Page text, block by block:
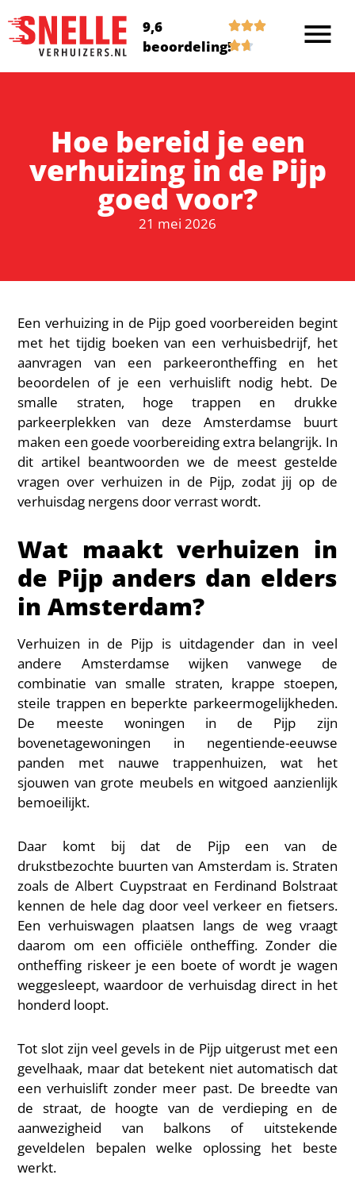
9,6
beoordeling!
Hoe bereid je een
verhuizing in de Pijp
goed voor?
21 mei 2026
Een verhuizing in de Pijp goed voorbereiden begint
met het tijdig boeken van een verhuisbedrijf, het
aanvragen van een parkeerontheffing en het
beoordelen of je een verhuislift nodig hebt. De
smalle straten, hoge trappen en drukke
parkeerplekken van deze Amsterdamse buurt
maken een goede voorbereiding extra belangrijk. In
dit artikel beantwoorden we de meest gestelde
vragen over verhuizen in de Pijp, zodat jij op de
verhuisdag nergens door verrast wordt.
Wat maakt verhuizen in
de Pijp anders dan elders
in Amsterdam?
Verhuizen in de Pijp is uitdagender dan in veel
andere Amsterdamse wijken vanwege de
combinatie van smalle straten, krappe stoepen,
steile trappen en beperkte parkeermogelijkheden.
De meeste woningen in de Pijp zijn
bovenetagewoningen in negentiende-eeuwse
panden met nauwe trappenhuizen, wat het
sjouwen van grote meubels en witgoed aanzienlijk
bemoeilijkt.
Daar komt bij dat de Pijp een van de
drukstbezochte buurten van Amsterdam is. Straten
zoals de Albert Cuypstraat en Ferdinand Bolstraat
kennen de hele dag door veel verkeer en fietsers.
Een verhuiswagen plaatsen langs de weg vraagt
daarom om een officiële ontheffing. Zonder die
ontheffing riskeer je een boete of wordt je wagen
weggesleept, waardoor de verhuisdag direct in het
honderd loopt.
Tot slot zijn veel gevels in de Pijp uitgerust met een
gevelhaak, maar dat betekent niet automatisch dat
een verhuislift zonder meer past. De breedte van
de straat, de hoogte van de verdieping en de
aanwezigheid van balkons of uitstekende
geveldelen bepalen welke oplossing het beste
werkt.